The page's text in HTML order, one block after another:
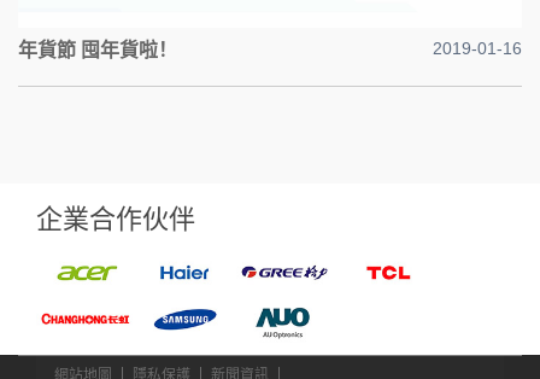
2019-01-16
年貨節 囤年貨啦！
企業合作伙伴
網站地圖 隱私保護 新聞資訊